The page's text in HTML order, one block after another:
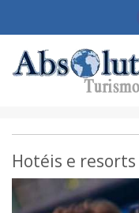
Hotéis e resorts